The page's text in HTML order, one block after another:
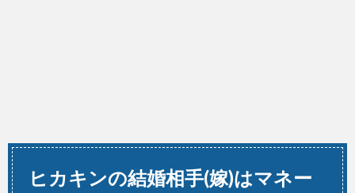
ヒカキンの結婚相手(嫁)はマネー